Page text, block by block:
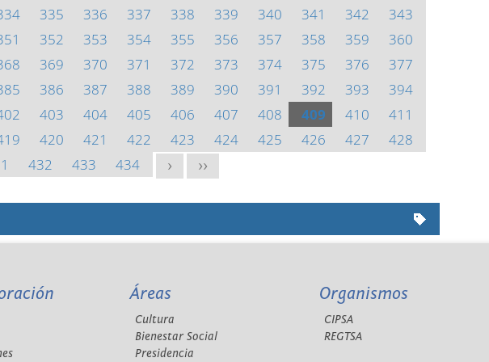
335 336 337 338 339 340 341 342
343
352 353 354 355 356 357 358 359
360
369 370 371 372 373 374 375 376
377
386 387 388 389 390 391 392 393
394
403 404 405 406 407 408 409 410
411
420 421 422 423 424 425 426 427
428
432 433 434 > >>
Áreas
Cultura
Bienestar Social
Presidencia
Organismos
CIPSA
REGTSA